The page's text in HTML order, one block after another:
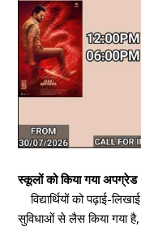
स्कूलों को किया गया अपग्रेड
विद्यार्थियों को पढ़ाई-
सुविधाओं से लैस किया गया